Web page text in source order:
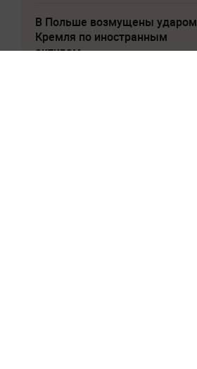
В Польше возмущены ударом
Кремля по иностранным
активам